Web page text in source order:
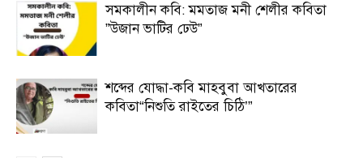
সমকালীন কবি: মমতাজ মনী শেলীর কবিতা
”উজান ভাটির ঢেউ”
শব্দের যোদ্ধা-কবি মাহবুবা আখতারের
কবিতা“নিশুতি রাইতের চিঠি’”